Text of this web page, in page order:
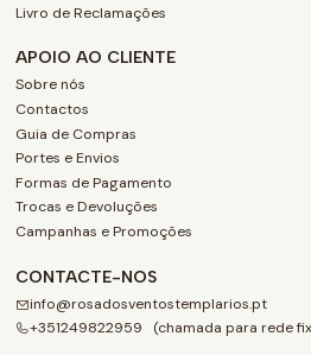
Livro de Reclamações
APOIO AO CLIENTE
Sobre nós
Contactos
Guia de Compras
Portes e Envios
Formas de Pagamento
Trocas e Devoluções
Campanhas e Promoções
CONTACTE-NOS
info@rosadosventostemplarios.pt
+351249822959 (chamada para rede